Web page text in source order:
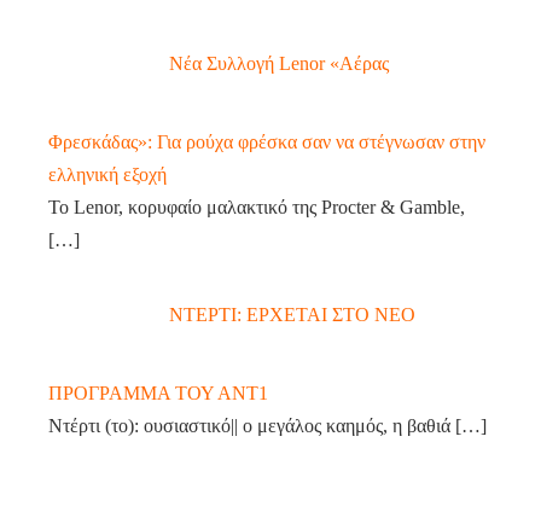
Νέα Συλλογή Lenor «Αέρας
Φρεσκάδας»: Για ρούχα φρέσκα σαν να στέγνωσαν στην
ελληνική εξοχή
Το Lenor, κορυφαίο μαλακτικό της Procter & Gamble,
[…]
ΝΤΕΡΤΙ: ΕΡΧΕΤΑΙ ΣΤΟ ΝΕΟ
ΠΡΟΓΡΑΜΜΑ ΤΟΥ ΑΝΤ1
Ντέρτι (το): ουσιαστικό|| ο μεγάλος καημός, η βαθιά […]